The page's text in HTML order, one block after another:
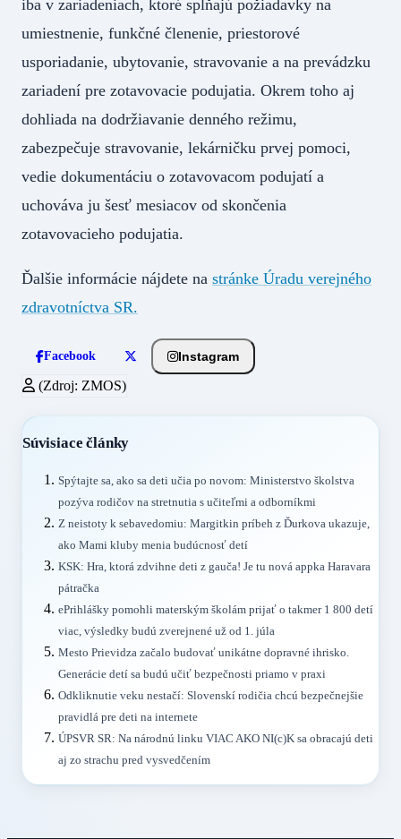
iba v zariadeniach, ktoré spĺňajú požiadavky na
umiestnenie, funkčné členenie, priestorové
usporiadanie, ubytovanie, stravovanie a na prevádzku
zariadení pre zotavovacie podujatia. Okrem toho aj
dohliada na dodržiavanie denného režimu,
zabezpečuje stravovanie, lekárničku prvej pomoci,
vedie dokumentáciu o zotavovacom podujatí a
uchováva ju šesť mesiacov od skončenia
zotavovacieho podujatia.
Ďalšie informácie nájdete na stránke Úradu verejného
zdravotníctva SR.
Facebook Instagram
(Zdroj: ZMOS)
Súvisiace články
Spýtajte sa, ako sa deti učia po novom: Ministerstvo školstva
pozýva rodičov na stretnutia s učiteľmi a odborníkmi
Z neistoty k sebavedomiu: Margitkin príbeh z Ďurkova ukazuje,
ako Mami kluby menia budúcnosť detí
KSK: Hra, ktorá zdvihne deti z gauča! Je tu nová appka Haravara
pátračka
ePrihlášky pomohli materským školám prijať o takmer 1 800 detí
viac, výsledky budú zverejnené už od 1. júla
Mesto Prievidza začalo budovať unikátne dopravné ihrisko.
Generácie detí sa budú učiť bezpečnosti priamo v praxi
Odkliknutie veku nestačí: Slovenskí rodičia chcú bezpečnejšie
pravidlá pre deti na internete
ÚPSVR SR: Na národnú linku VIAC AKO NI(c)K sa obracajú deti
aj zo strachu pred vysvedčením